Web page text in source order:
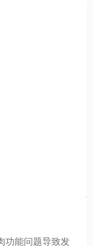
功能问题导致发